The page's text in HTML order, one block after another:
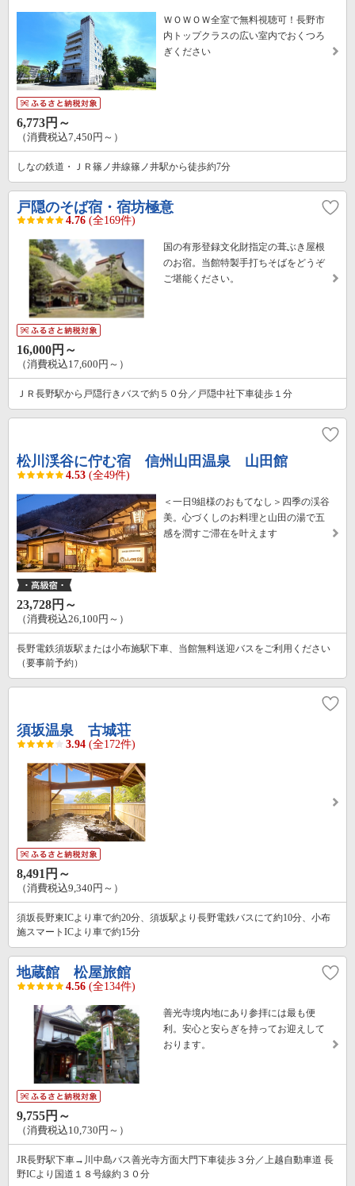
ＷＯＷＯＷ全室で無料視聴可！長野市
内トップクラスの広い室内でおくつろ
ぎください
6,773円～
（消費税込7,450円～）
しなの鉄道・ＪＲ篠ノ井線篠ノ井駅から徒歩約7分
戸隠のそば宿・宿坊極意
4.76 (全169件)
国の有形登録文化財指定の葺ぶき屋根
のお宿。当館特製手打ちそばをどうぞ
ご堪能ください。
16,000円～
（消費税込17,600円～）
ＪＲ長野駅から戸隠行きバスで約５０分／戸隠中社下車徒歩１分
松川渓谷に佇む宿 信州山田温泉 山田館
4.53 (全49件)
＜一日9組様のおもてなし＞四季の渓谷
美。心づくしのお料理と山田の湯で五
感を潤すご滞在を叶えます
23,728円～
（消費税込26,100円～）
長野電鉄須坂駅または小布施駅下車、当館無料送迎バスをご利用ください
（要事前予約）
須坂温泉 古城荘
3.94 (全172件)
8,491円～
（消費税込9,340円～）
須坂長野東ICより車で約20分、須坂駅より長野電鉄バスにて約10分、小布
施スマートICより車で約15分
地蔵館 松屋旅館
4.56 (全134件)
善光寺境内地にあり参拝には最も便
利。安心と安らぎを持ってお迎えして
おります。
9,755円～
（消費税込10,730円～）
JR長野駅下車→川中島バス善光寺方面大門下車徒歩３分／上越自動車道 長
野ICより国道１８号線約３０分